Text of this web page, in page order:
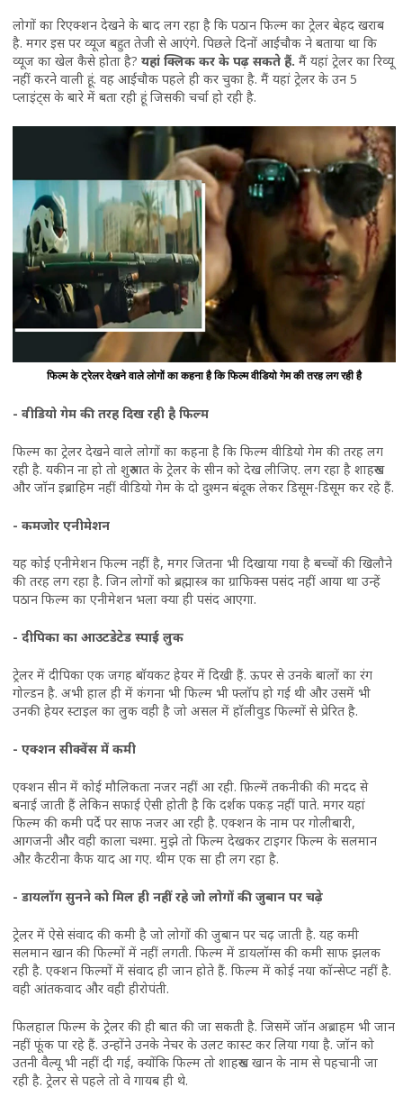
लोगों का रिएक्शन देखने के बाद लग रहा है कि पठान फिल्म का ट्रेलर बेहद खराब
है. मगर इस पर व्यूज बहुत तेजी से आएंगे. पिछले दिनों आईचौक ने बताया था कि
व्यूज का खेल कैसे होता है? यहां क्लिक कर के पढ़ सकते हैं. मैं यहां ट्रेलर का रिव्यू
नहीं करने वाली हूं. वह आईचौक पहले ही कर चुका है. मैं यहां ट्रेलर के उन 5
प्लाइंट्स के बारे में बता रही हूं जिसकी चर्चा हो रही है.
फिल्म के ट्रेलर देखने वाले लोगों का कहना है कि फिल्म वीडियो गेम की तरह लग रही है
- वीडियो गेम की तरह दिख रही है फिल्म
फिल्म का ट्रेलर देखने वाले लोगों का कहना है कि फिल्म वीडियो गेम की तरह लग
रही है. यकीन ना हो तो शुरुआत के ट्रेलर के सीन को देख लीजिए. लग रहा है शाहरुख
और जॉन इब्राहिम नहीं वीडियो गेम के दो दुश्मन बंदूक लेकर डिसूम-डिसूम कर रहे हैं.
- कमजोर एनीमेशन
यह कोई एनीमेशन फिल्म नहीं है, मगर जितना भी दिखाया गया है बच्चों की खिलौने
की तरह लग रहा है. जिन लोगों को ब्रह्मास्त्र का ग्राफिक्स पसंद नहीं आया था उन्हें
पठान फिल्म का एनीमेशन भला क्या ही पसंद आएगा.
- दीपिका का आउटडेटेड स्पाई लुक
ट्रेलर में दीपिका एक जगह बॉयकट हेयर में दिखी हैं. ऊपर से उनके बालों का रंग
गोल्डन है. अभी हाल ही में कंगना भी फिल्म भी फ्लॉप हो गई थी और उसमें भी
उनकी हेयर स्टाइल का लुक वही है जो असल में हॉलीवुड फिल्मों से प्रेरित है.
- एक्शन सीक्वेंस में कमी
एक्शन सीन में कोई मौलिकता नजर नहीं आ रही. फ़िल्में तकनीकी की मदद से
बनाई जाती हैं लेकिन सफाई ऐसी होती है कि दर्शक पकड़ नहीं पाते. मगर यहां
फिल्म की कमी पर्दे पर साफ नजर आ रही है. एक्शन के नाम पर गोलीबारी,
आगजनी और वही काला चश्मा. मुझे तो फिल्म देखकर टाइगर फिल्म के सलमान
औऱ कैटरीना कैफ याद आ गए. थीम एक सा ही लग रहा है.
- डायलॉग सुनने को मिल ही नहीं रहे जो लोगों की जुबान पर चढ़े
ट्रेलर में ऐसे संवाद की कमी है जो लोगों की जुबान पर चढ़ जाती है. यह कमी
सलमान खान की फिल्मों में नहीं लगती. फिल्म में डायलॉग्स की कमी साफ झलक
रही है. एक्शन फिल्मों में संवाद ही जान होते हैं. फिल्म में कोई नया कॉन्सेप्ट नहीं है.
वही आंतकवाद और वही हीरोपंती.
फिलहाल फिल्म के ट्रेलर की ही बात की जा सकती है. जिसमें जॉन अब्राहम भी जान
नहीं फूंक पा रहे हैं. उन्होंने उनके नेचर के उलट कास्ट कर लिया गया है. जॉन को
उतनी वैल्यू भी नहीं दी गई, क्योंकि फिल्म तो शाहरुख खान के नाम से पहचानी जा
रही है. ट्रेलर से पहले तो वे गायब ही थे.